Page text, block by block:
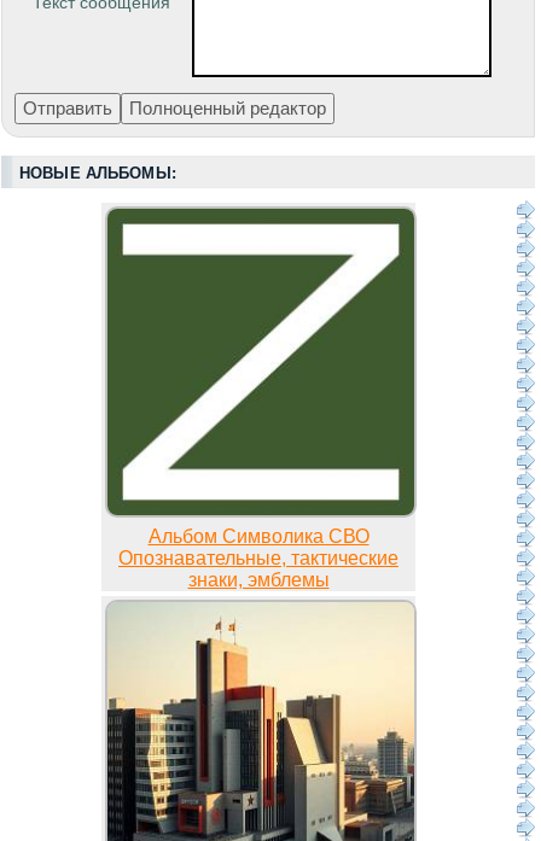
НОВЫЕ АЛЬБОМЫ:
Альбом Символика СВО
Опознавательные, тактические
знаки, эмблемы